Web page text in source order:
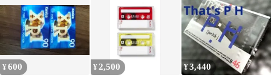
¥600 ¥ 2,500 ¥3,440